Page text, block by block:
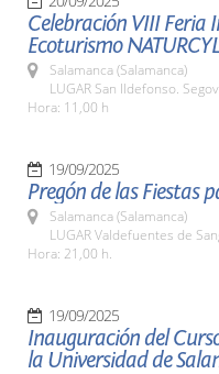
Celebración VIII Feria
Ecoturismo
Salamanca (Salamanca)
LUGAR San Ildefonso.
Hora: 11,00 h
19/09/2025
Pregón de las Fiestas
Salamanca (Salamanca)
LUGAR Valdefuentes de
Hora: 21,00 h.
19/09/2025
Inauguración del
la Universidad de